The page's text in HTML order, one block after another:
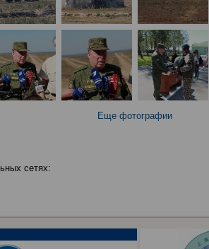
Еще фотографии
сетях: